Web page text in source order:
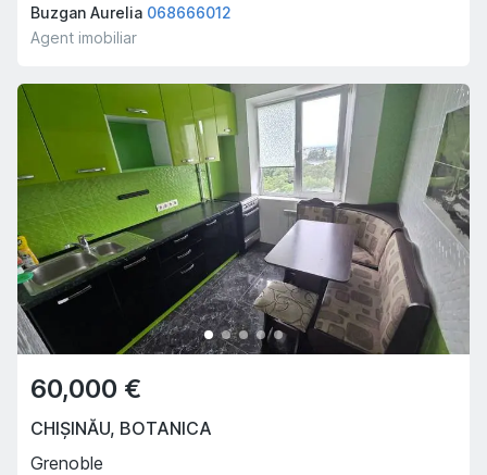
Buzgan Aurelia 068666012
Agent imobiliar
60,000 €
CHIȘINĂU, BOTANICA
Grenoble